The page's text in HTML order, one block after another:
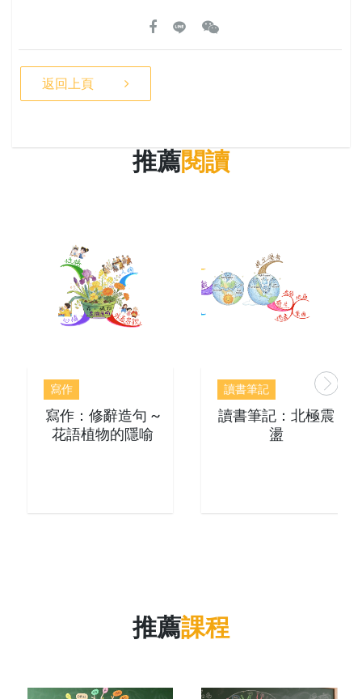
返回上頁
推薦閱讀
寫作
寫作：修辭造句 ~
花語植物的隱喻
讀書筆記
讀書筆記：北極震
盪
推薦課程